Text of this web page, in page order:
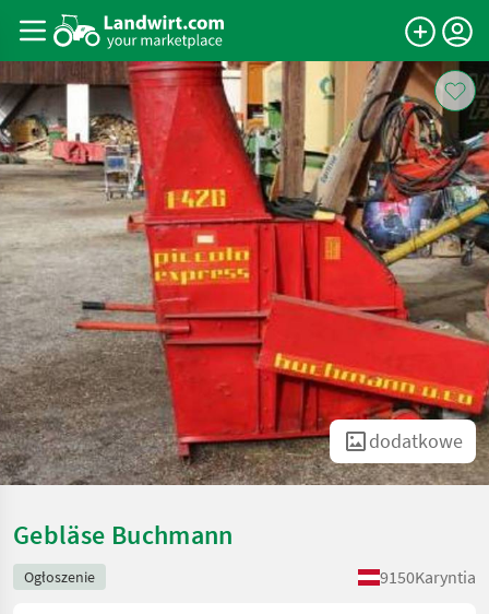
dodatkowe
Gebläse Buchmann
Ogłoszenie 9150Karyntia